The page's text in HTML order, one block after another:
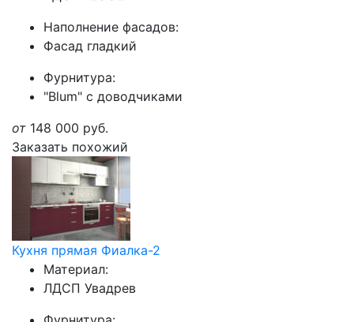
Наполнение фасадов:
Фасад гладкий
Фурнитура:
"Blum" с доводчиками
от 148 000 руб.
Заказать похожий
Кухня прямая Фиалка-2
Материал:
ЛДСП Увадрев